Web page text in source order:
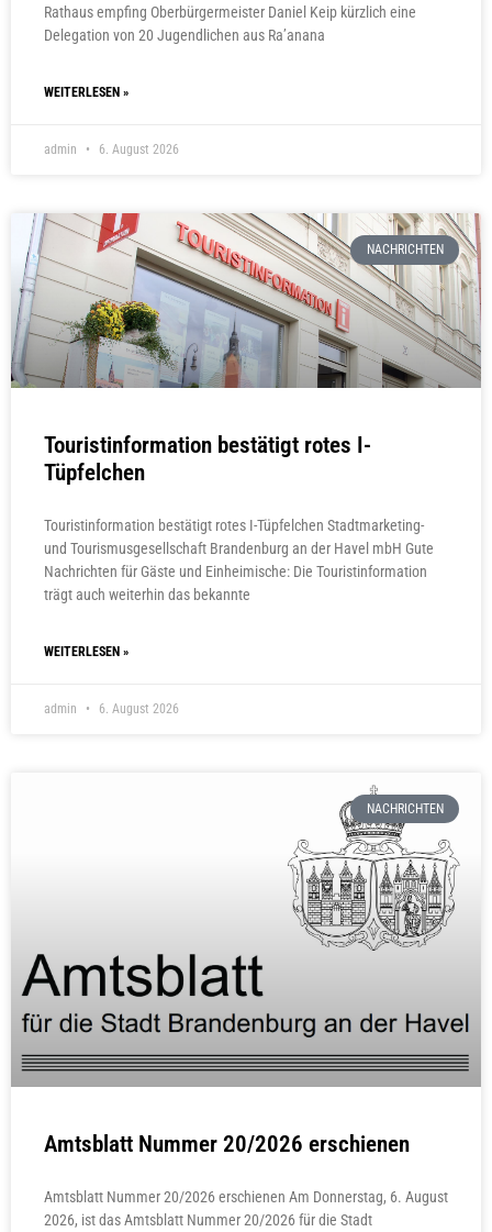
Rathaus empfing Oberbürgermeister Daniel Keip kürzlich eine
Delegation von 20 Jugendlichen aus Ra’anana
WEITERLESEN »
admin 6. August 2026
NACHRICHTEN
Touristinformation bestätigt rotes I-
Tüpfelchen
Touristinformation bestätigt rotes I-Tüpfelchen Stadtmarketing-
und Tourismusgesellschaft Brandenburg an der Havel mbH Gute
Nachrichten für Gäste und Einheimische: Die Touristinformation
trägt auch weiterhin das bekannte
WEITERLESEN »
admin 6. August 2026
NACHRICHTEN
Amtsblatt Nummer 20/2026 erschienen
Amtsblatt Nummer 20/2026 erschienen Am Donnerstag, 6. August
2026, ist das Amtsblatt Nummer 20/2026 für die Stadt